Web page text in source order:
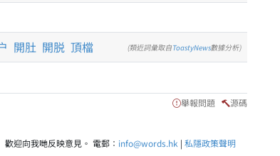
開肚 開脱 頂檔 (類近詞彙取自ToastyNews數據分析)
舉報問題 源碼
歡迎向我哋反映意見。 電郵： info@words.hk | 私隱政策聲明